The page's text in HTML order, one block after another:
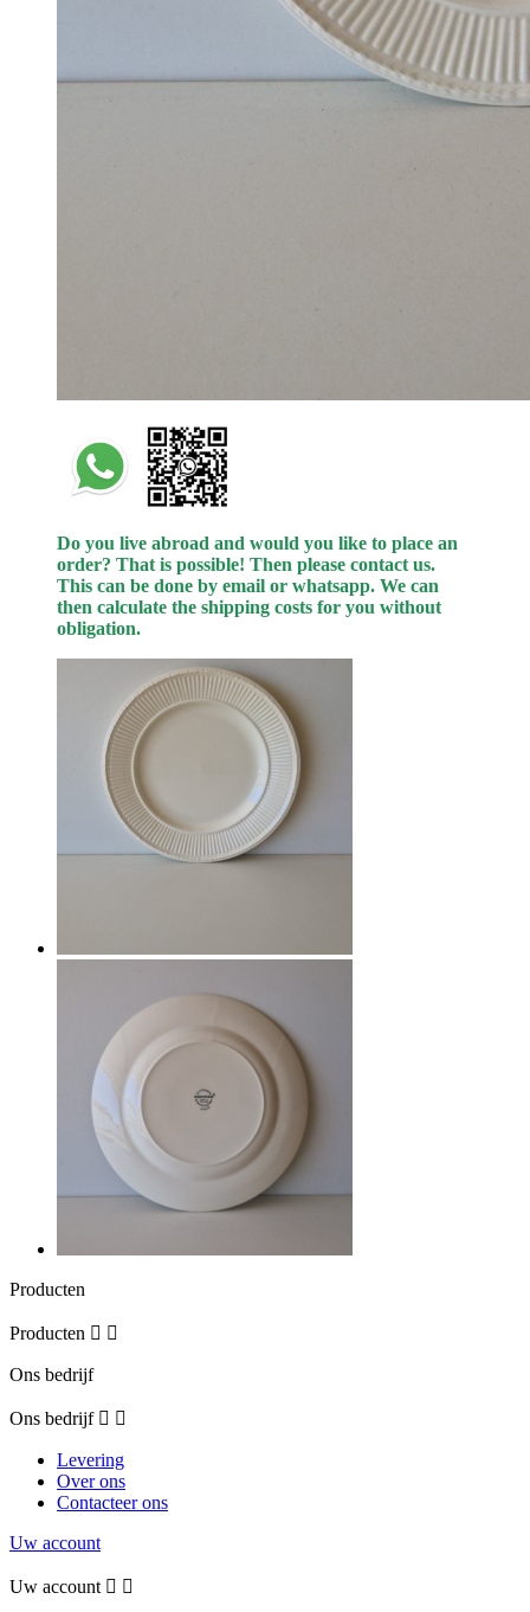
Do you live abroad and would you like to place an
order? That is possible! Then please contact us.
This can be done by email or whatsapp. We can
then calculate the shipping costs for you without
obligation.
Producten
Producten  
Ons bedrijf
Ons bedrijf  
Levering
Over ons
Contacteer ons
Uw account
Uw account  